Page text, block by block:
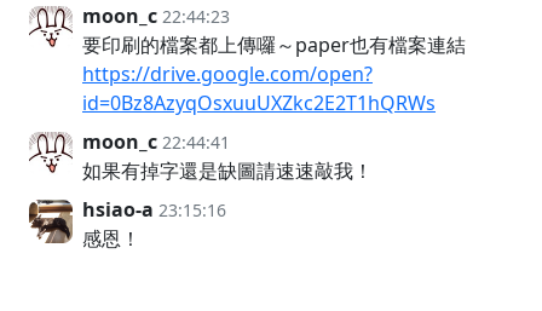
moon_c 22:44:23
要印刷的檔案都上傳囉～paper也有檔案連結
https://drive.google.com/open?
id=0Bz8AzyqOsxuuUXZkc2E2T1hQRWs
moon_c 22:44:41
如果有掉字還是缺圖請速速敲我！
hsiao-a 23:15:16
感恩！